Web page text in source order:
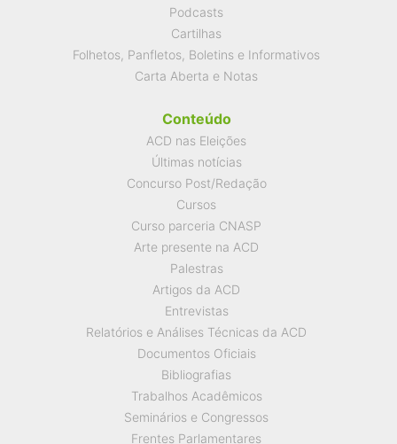
Podcasts
Cartilhas
Folhetos, Panfletos, Boletins e Informativos
Carta Aberta e Notas
Conteúdo
ACD nas Eleições
Últimas notícias
Concurso Post/Redação
Cursos
Curso parceria CNASP
Arte presente na ACD
Palestras
Artigos da ACD
Entrevistas
Relatórios e Análises Técnicas da ACD
Documentos Oficiais
Bibliografias
Trabalhos Acadêmicos
Seminários e Congressos
Frentes Parlamentares